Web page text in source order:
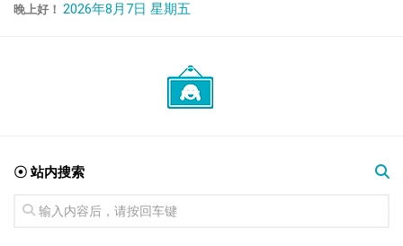
晚上好！ 2026年8月7日 星期五
☉ 站内搜索